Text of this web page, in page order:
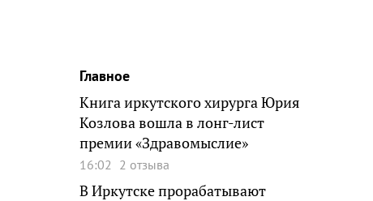
Главное
Книга иркутского хирурга Юрия
Козлова вошла в лонг-лист
премии «Здравомыслие»
16:02 2 отзыва
В Иркутске прорабатывают